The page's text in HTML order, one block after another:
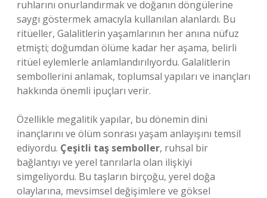
ruhlarını onurlandırmak ve doğanın döngülerine
saygı göstermek amacıyla kullanılan alanlardı. Bu
ritüeller, Galalitlerin yaşamlarının her anına nüfuz
etmişti; doğumdan ölüme kadar her aşama, belirli
ritüel eylemlerle anlamlandırılıyordu. Galalitlerin
sembollerini anlamak, toplumsal yapıları ve inançları
hakkında önemli ipuçları verir.
Özellikle megalitik yapılar, bu dönemin dini
inançlarını ve ölüm sonrası yaşam anlayışını temsil
ediyordu. Çeşitli taş semboller, ruhsal bir
bağlantıyı ve yerel tanrılarla olan ilişkiyi
simgeliyordu. Bu taşların birçoğu, yerel doğa
olaylarına, mevsimsel değişimlere ve göksel